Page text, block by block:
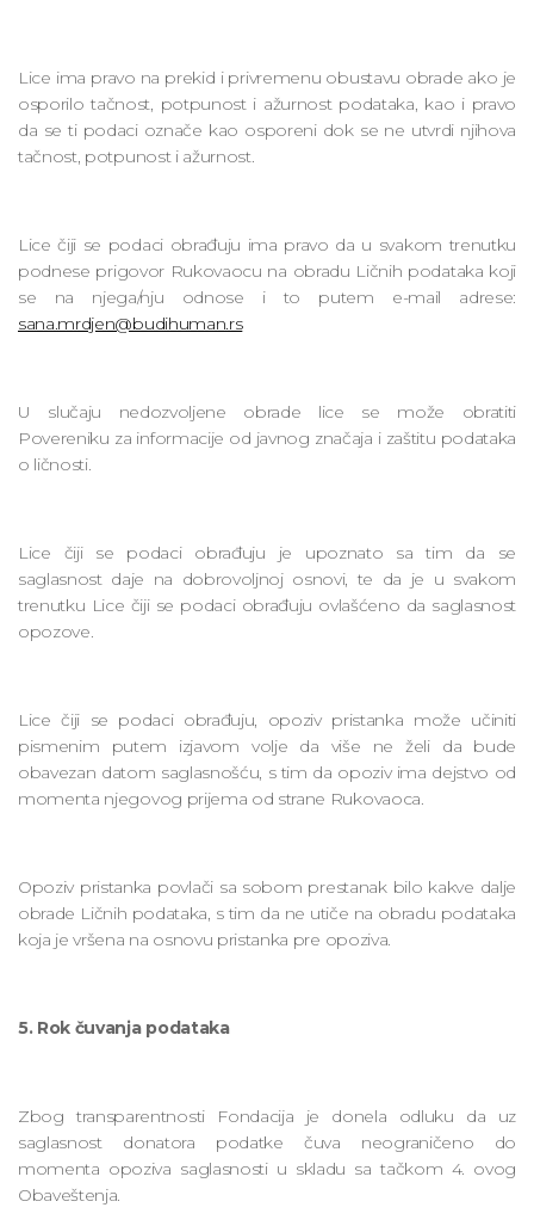
Lice ima pravo na prekid i privremenu obustavu obrade ako je
osporilo tačnost, potpunost i ažurnost podataka, kao i pravo
da se ti podaci označe kao osporeni dok se ne utvrdi njihova
tačnost, potpunost i ažurnost.
Lice čiji se podaci obrađuju ima pravo da u svakom trenutku
podnese prigovor Rukovaocu na obradu Ličnih podataka koji
se na njega/nju odnose i to putem e-mail adrese:
sana.mrdjen@budihuman.rs
U slučaju nedozvoljene obrade lice se može obratiti
Povereniku za informacije od javnog značaja i zaštitu podataka
o ličnosti.
Lice čiji se podaci obrađuju je upoznato sa tim da se
saglasnost daje na dobrovoljnoj osnovi, te da je u svakom
trenutku Lice čiji se podaci obrađuju ovlašćeno da saglasnost
opozove.
Lice čiji se podaci obrađuju, opoziv pristanka može učiniti
pismenim putem izjavom volje da više ne želi da bude
obavezan datom saglasnošću, s tim da opoziv ima dejstvo od
momenta njegovog prijema od strane Rukovaoca.
Opoziv pristanka povlači sa sobom prestanak bilo kakve dalje
obrade Ličnih podataka, s tim da ne utiče na obradu podataka
koja je vršena na osnovu pristanka pre opoziva.
5. Rok čuvanja podataka
Zbog transparentnosti Fondacija je donela odluku da uz
saglasnost donatora podatke čuva neograničeno do
momenta opoziva saglasnosti u skladu sa tačkom 4. ovog
Obaveštenja.